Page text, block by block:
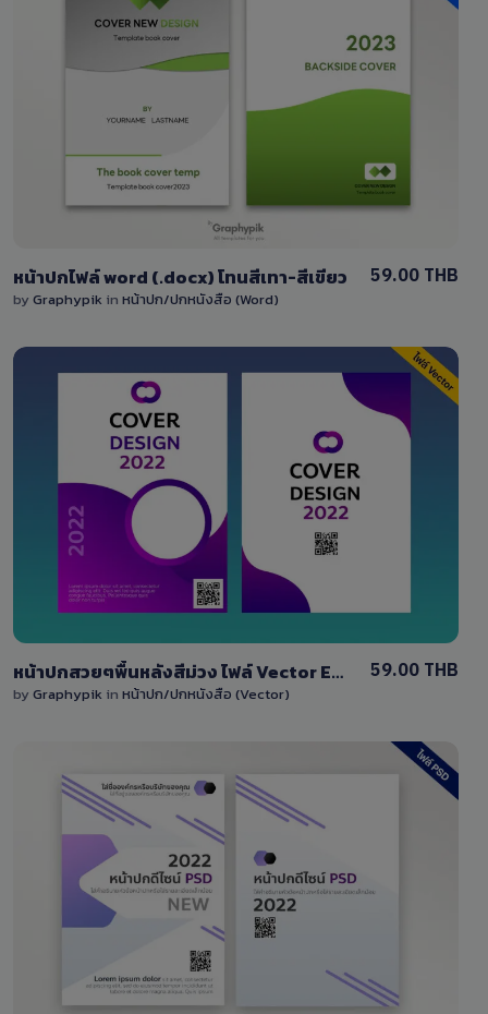
View Details
หน้าปกไฟล์ word (.docx) โทนสีเทา-สีเขียว
by Graphypik in หน้าปก/ปกหนังสือ (Word)
59.00 THB
0 Sale
หน้าปกสวยๆพื้นหลังสีม่วง ไฟล์ Vector EPS แก้ไขได้
by Graphypik in หน้าปก/ปกหนังสือ (Vector)
59.00 THB
View Details
2 Sales